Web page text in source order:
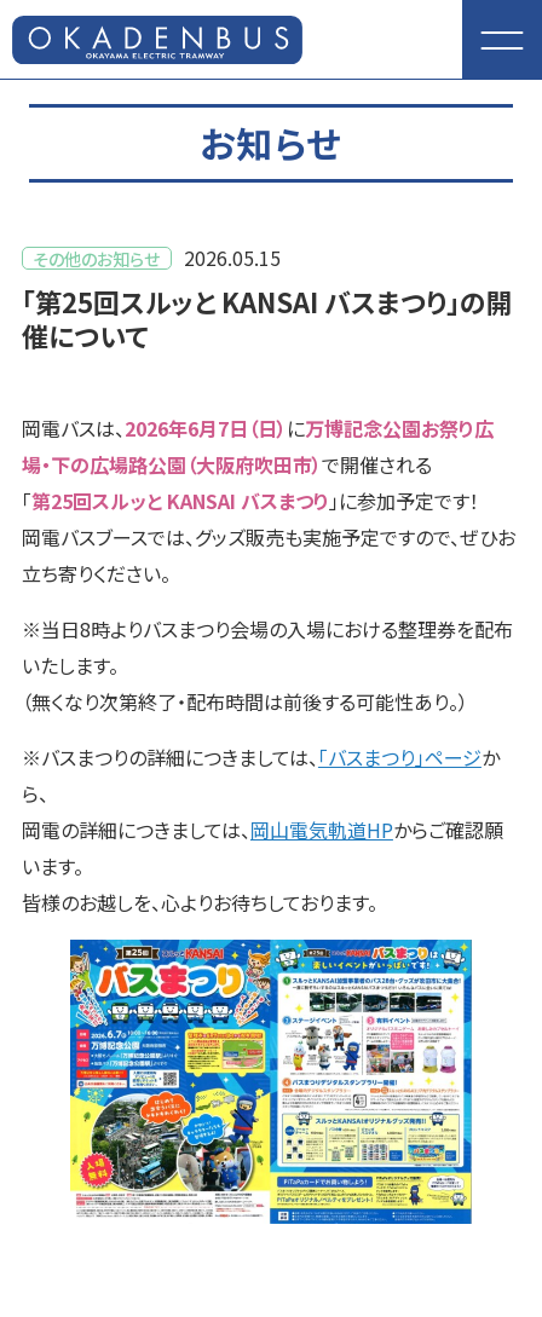
お知らせ
その他のお知らせ 2026.05.15
「第25回スルッと KANSAI バスまつり」の開
催について
岡電バスは、2026年6月7日（日） に万博記念公園お祭り広
場・下の広場路公園（大阪府吹田市）で開催される
「第25回スルッと KANSAI バスまつり 」に参加予定です！
岡電バスブースでは、グッズ販売も実施予定ですので、ぜひお
立ち寄りください。
※当日8時よりバスまつり会場の入場における整理券を配布
いたします。
（無くなり次第終了・配布時間は前後する可能性あり。）
※バスまつりの詳細につきましては、「バスまつり」ページか
ら、
岡電の詳細につきましては、岡山電気軌道HPからご確認願
います。
皆様のお越しを、心よりお待ちしております。